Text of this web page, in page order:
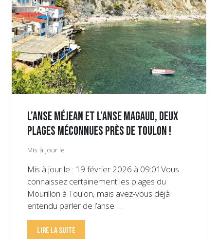
L’anse Méjean et l’anse Magaud, deux
plages méconnues près de Toulon !
Mis à jour le
Mis à jour le : 19 février 2026 à 09:01Vous
connaissez certainement les plages du
Mourillon à Toulon, mais avez-vous déjà
entendu parler de l’anse …
Lire la suite